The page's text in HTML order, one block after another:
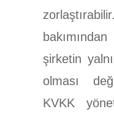
şirketin
olması
KVKK